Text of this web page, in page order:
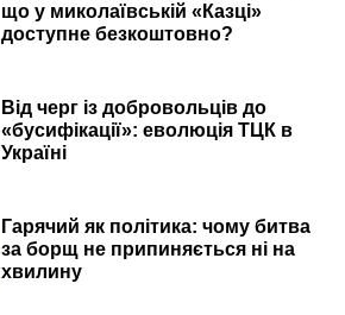
що у миколаївській «Казці»
доступне безкоштовно?
Від черг із добровольців до
«бусифікації»: еволюція ТЦК в
Україні
Гарячий як політика: чому битва
за борщ не припиняється ні на
хвилину